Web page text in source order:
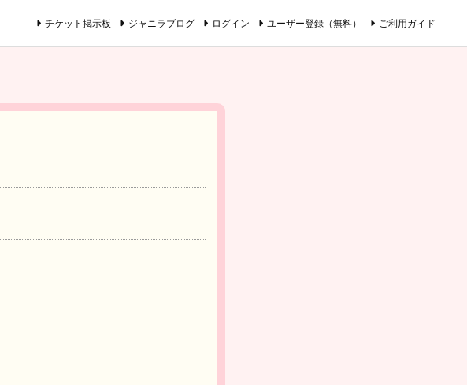
チケット掲示板 ジャニラブログ ログイン ユーザー登録（無料） ご利用ガイド